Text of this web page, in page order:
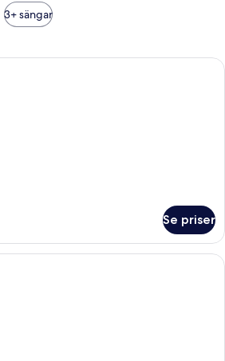
3+ sängar
Double Garden | Allergitestade
Se priser
En stuga med träpanel, ett rum